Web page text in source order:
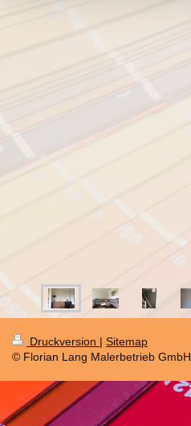
Druckversion | Sitemap
© Florian Lang Malerbetrieb GmbH